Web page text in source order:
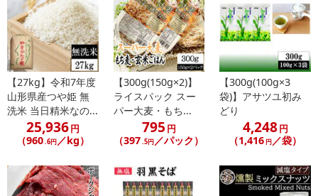
【27kg】令和7年度
山形県産つや姫 無
洗米 当日精米なの...
25,936円
（960 .6円／kg）
【300g(150g×2)】
ライスパック スー
パー大麦・もち...
795 円
（397 .5円 ／パック）
【300g(100g×3
袋)】アサツユ初み
どり
4,248円
（1,416 円 ／袋）